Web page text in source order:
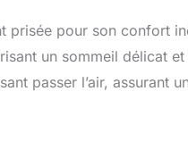
prisée pour son confort
un sommeil délicat
passer l’air, assurant